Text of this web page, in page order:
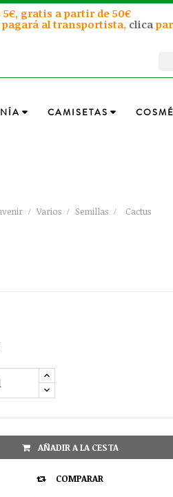
5€, gratis a partir de 50€
pagará al transportista, clica
CAMISETAS
Varios Semillas Cactus
AÑADIR A LA CESTA
 COMPARAR